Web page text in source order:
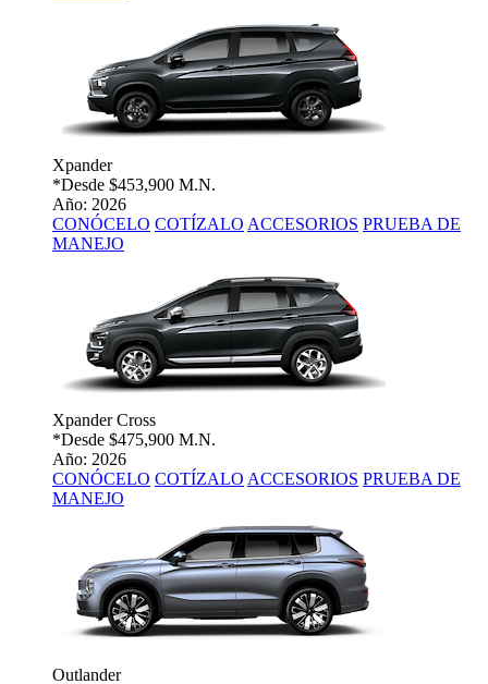
Xpander
*Desde $453,900 M.N.
Año: 2026
CONÓCELO COTÍZALO ACCESORIOS PRUEBA DE
MANEJO
Xpander Cross
*Desde $475,900 M.N.
Año: 2026
CONÓCELO COTÍZALO ACCESORIOS PRUEBA DE
MANEJO
Outlander